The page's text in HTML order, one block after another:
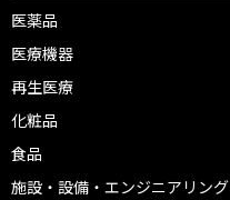
医薬品
医療機器
再生医療
化粧品
食品
施設・設備・エンジニアリング